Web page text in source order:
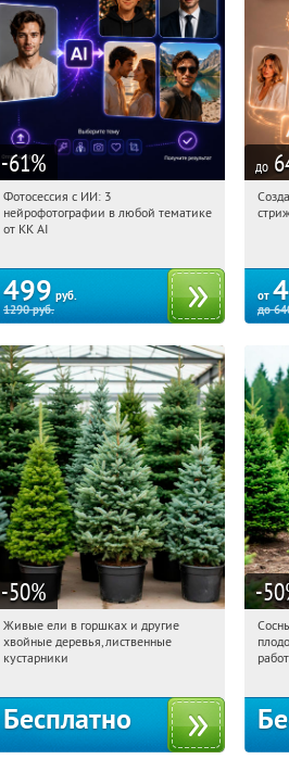
-61%
09:28:13
Россия
Фотосессия с ИИ: 3
нейрофотографии в любой тематике
от KK AI
499 руб.
1290руб.
до
от
до
-50%
09:28:13 Получили:
Московская обл., г. Химки,
Живые ели в горшках и другие
хвойные деревья, лиственные
кустарники
Бесплатно
-50